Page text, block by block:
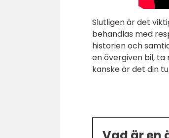
Slutligen är det
behandlas med
historien och
en övergiven bil,
kanske är det din